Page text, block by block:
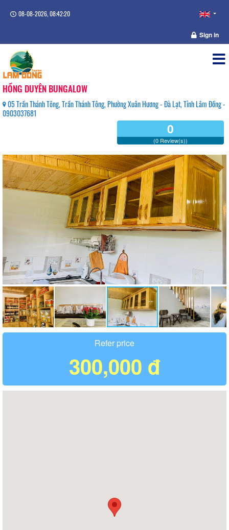
08-08-2026, 08:42:20
Sign in
HỒNG DUYÊN BUNGALOW
05 Trần Thánh Tông, Trần Thánh Tông, Phường Xuân Hương - Đà Lạt, Tỉnh Lâm Đồng -
0903037681
0
(0 Review(s))
Refer price
300,000 đ